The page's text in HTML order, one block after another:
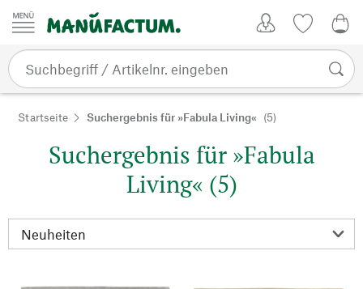
Zum Inhalt springen
Startseite Suchergebnis für »Fabula Living« (5)
Suchergebnis für »Fabula
Living« (5)